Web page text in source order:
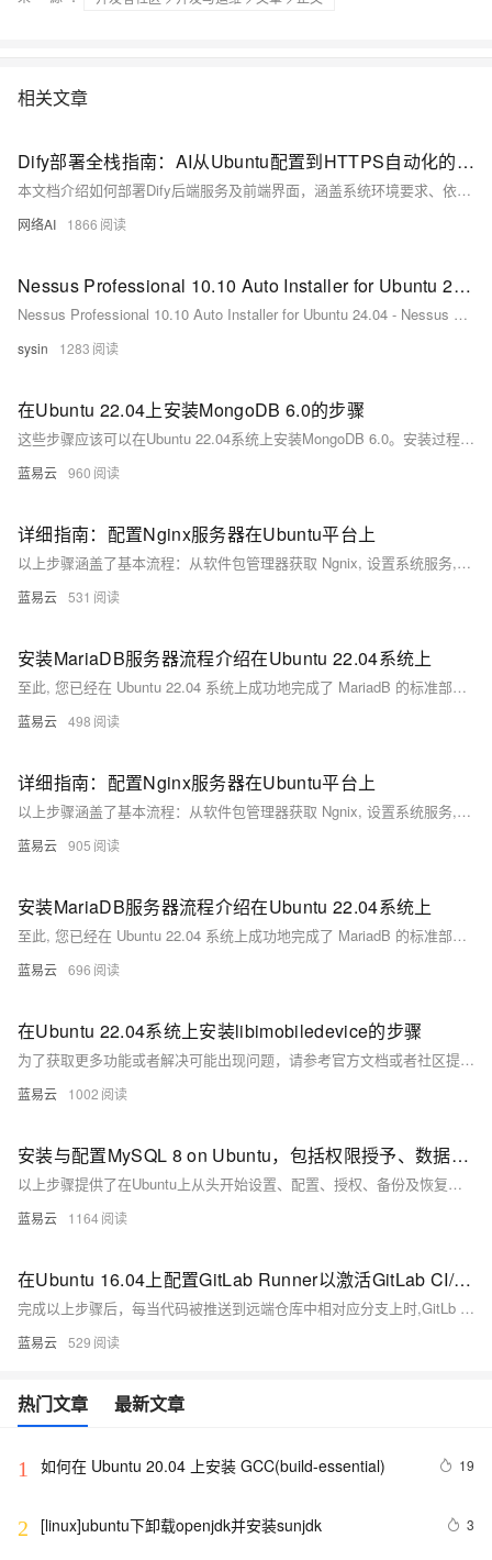
相关文章
Dify部署全栈指南：AI从Ubuntu配置到HTTPS自动化的10倍秘籍
本文档介绍如何部署Dify后端服务及前端界面，涵盖系统环境要求、依赖安装、代码拉取、环境变量配置、服务启动、数据库管理及常见问题解决方案，适用于开发与生产环境部署。
网络AI 1866
Nessus Professional 10.10 Auto Installer for Ubuntu 24.04 - Nessus 自动化安装程序
Nessus Professional 10.10 Auto Installer for Ubuntu 24.04 - Nessus 自动化安装程序
sysin 1283
在Ubuntu 22.04上安装MongoDB 6.0的步骤
这些步骤应该可以在Ubuntu 22.04系统上安装MongoDB 6.0。安装过程中，如果遇到任何问题，可以查阅MongoDB的官方文档或者Ubuntu的相关帮助文档，这些资源通常提供了解决特定问题的详细指导。
蓝易云 960
详细指南：配置Nginx服务器在Ubuntu平台上
以上步骤涵盖了基本流程：从软件包管理器获取 Ngnix, 设置系统服务, 调整UFW规则, 创建并激活服务器块(也称作虚拟主机), 并进行了初步优化与加固措施。这些操作都是建立在命令行界面上，并假设用户具有必要权限(通常是root用户)来执行这些命令。每个操作都有其特定原因：例如，设置开机启动确保了即使重启后也能自动运行 Ngnix；而编辑server block则定义了如何处理进入特定域名请求等等。
蓝易云 531
安装MariaDB服务器流程介绍在Ubuntu 22.04系统上
至此, 您已经在 Ubuntu 22.04 系统上成功地完成了 MariadB 的标准部署流程，并且对其进行基础但重要地初步配置加固工作。通过以上简洁明快且实用性强大地操作流程, 您现在拥有一个待定制与使用地强大 SQL 数据库管理系统。
蓝易云 498
详细指南：配置Nginx服务器在Ubuntu平台上
以上步骤涵盖了基本流程：从软件包管理器获取 Ngnix, 设置系统服务, 调整UFW规则, 创建并激活服务器块(也称作虚拟主机), 并进行了初步优化与加固措施。这些操作都是建立在命令行界面上，并假设用户具有必要权限(通常是root用户)来执行这些命令。每个操作都有其特定原因：例如，设置开机启动确保了即使重启后也能自动运行 Ngnix；而编辑server block则定义了如何处理进入特定域名请求等等。
蓝易云 905
安装MariaDB服务器流程介绍在Ubuntu 22.04系统上
至此, 您已经在 Ubuntu 22.04 系统上成功地完成了 MariadB 的标准部署流程，并且对其进行基础但重要地初步配置加固工作。通过以上简洁明快且实用性强大地操作流程, 您现在拥有一个待定制与使用地强大 SQL 数据库管理系统。
蓝易云 696
在Ubuntu 22.04系统上安装libimobiledevice的步骤
为了获取更多功能或者解决可能出现问题，请参考官方文档或者社区提供支持。
蓝易云 1002
安装与配置MySQL 8 on Ubuntu，包括权限授予、数据库备份及远程连接指南
以上步骤提供了在Ubuntu上从头开始设置、配置、授权、备份及恢复一个基础但完整的MySQL环境所需知识点。
蓝易云 1164
在Ubuntu 16.04上配置GitLab Runner以激活GitLab CI/CD流程
完成以上步骤后，每当代码被推送到远端仓库中相对应分支上时,GitLb CI / CD 流水线就会自动触发，并由之前注册好了 GitLb runner 的机器去完成定义好了 ` .gitlabcicd.yml ` 文件里面定义好各种任务(如编译测试部署等).
蓝易云 529
热门文章 最新文章
1 如何在 Ubuntu 20.04 上安装 GCC(build-essential) 19
2 [linux]ubuntu下卸载openjdk并安装sunjdk 3